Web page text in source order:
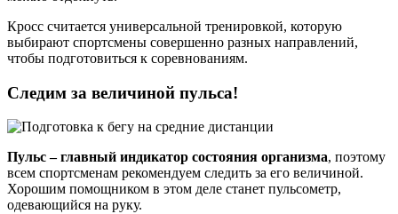
Кросс считается универсальной тренировкой, которую
выбирают спортсмены совершенно разных направлений,
чтобы подготовиться к соревнованиям.
Следим за величиной пульса!
Пульс – главный индикатор состояния организма, поэтому
всем спортсменам рекомендуем следить за его величиной.
Хорошим помощником в этом деле станет пульсометр,
одевающийся на руку.